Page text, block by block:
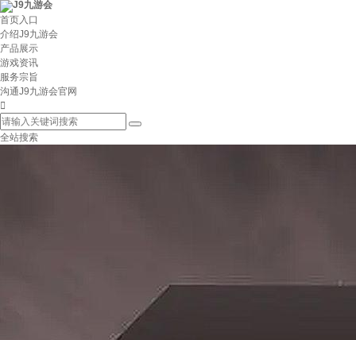
首页入口
介绍J9九游会
产品展示
游戏资讯
服务宗旨
沟通J9九游会官网
全站搜索